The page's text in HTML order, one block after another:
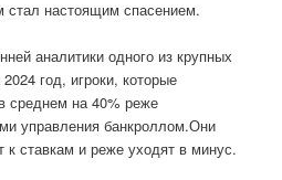
стал настоящим спасением.
аналитики одного из крупных
год, игроки, которые
среднем на 40% реже
управления банкроллом.Они
к ставкам и реже уходят в минус.